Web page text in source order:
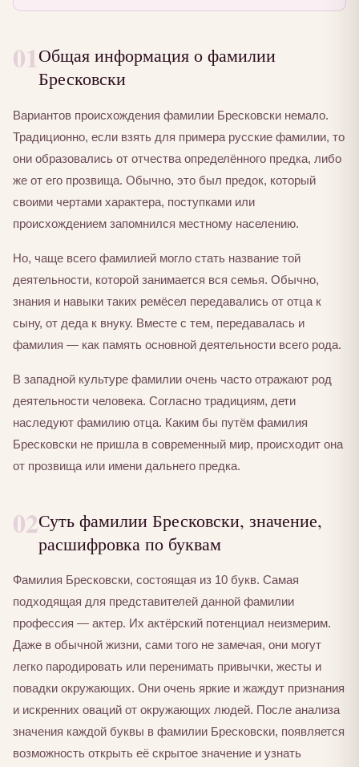
01Общая информация о фамилии
Бресковски
Вариантов происхождения фамилии Бресковски немало.
Традиционно, если взять для примера русские фамилии, то
они образовались от отчества определённого предка, либо
же от его прозвища. Обычно, это был предок, который
своими чертами характера, поступками или
происхождением запомнился местному населению.
Но, чаще всего фамилией могло стать название той
деятельности, которой занимается вся семья. Обычно,
знания и навыки таких ремёсел передавались от отца к
сыну, от деда к внуку. Вместе с тем, передавалась и
фамилия — как память основной деятельности всего рода.
В западной культуре фамилии очень часто отражают род
деятельности человека. Согласно традициям, дети
наследуют фамилию отца. Каким бы путём фамилия
Бресковски не пришла в современный мир, происходит она
от прозвища или имени дальнего предка.
02Суть фамилии Бресковски, значение,
расшифровка по буквам
Фамилия Бресковски, состоящая из 10 букв. Самая
подходящая для представителей данной фамилии
профессия — актер. Их актёрский потенциал неизмерим.
Даже в обычной жизни, сами того не замечая, они могут
легко пародировать или перенимать привычки, жесты и
повадки окружающих. Они очень яркие и жаждут признания
и искренних оваций от окружающих людей. После анализа
значения каждой буквы в фамилии Бресковски, появляется
возможность открыть её скрытое значение и узнать